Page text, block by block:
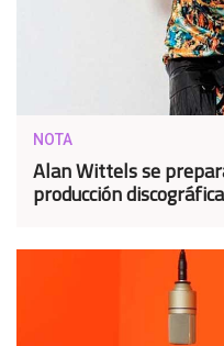
NOTA
Alan Wittels se
producción discográfica